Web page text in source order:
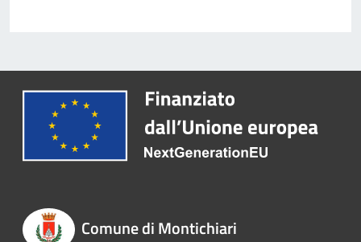
Comune di Montichiari